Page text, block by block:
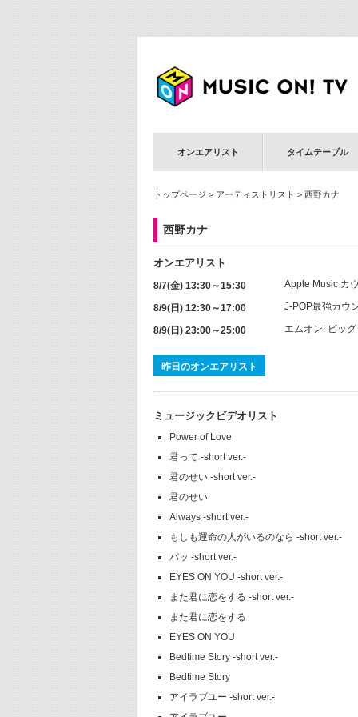
オンエアリスト タイムテーブル
トップページ > アーティストリスト > 西野カナ
西野カナ
オンエアリスト
8/7(金) 13:30～15:30 Apple Music カ
8/9(日) 12:30～17:00 J-POP最強カウ
8/9(日) 23:00～25:00 エムオン! ビッ
昨日のオンエアリスト
ミュージックビデオリスト
Power of Love
君って -short ver.-
君のせい -short ver.-
君のせい
Always -short ver.-
もしも運命の人がいるのなら -short ver.-
パッ -short ver.-
EYES ON YOU -short ver.-
また君に恋をする -short ver.-
また君に恋をする
EYES ON YOU
Bedtime Story -short ver.-
Bedtime Story
アイラブユー -short ver.-